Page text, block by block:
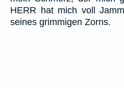
HERR hat mich voll
seines grimmigen Zorns.